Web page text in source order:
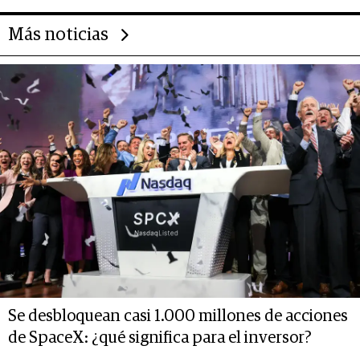
Más noticias
Se desbloquean casi 1.000 millones de acciones
de SpaceX: ¿qué significa para el inversor?